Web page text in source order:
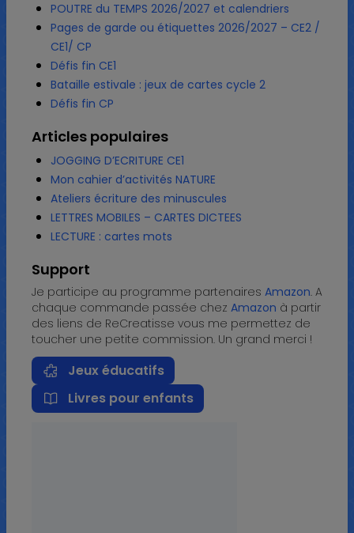
POUTRE du TEMPS 2026/2027 et calendriers
Pages de garde ou étiquettes 2026/2027 – CE2 /
CE1/ CP
Défis fin CE1
Bataille estivale : jeux de cartes cycle 2
Défis fin CP
Articles populaires
JOGGING D’ECRITURE CE1
Mon cahier d’activités NATURE
Ateliers écriture des minuscules
LETTRES MOBILES – CARTES DICTEES
LECTURE : cartes mots
Support
Je participe au programme partenaires Amazon. A
chaque commande passée chez Amazon à partir
des liens de ReCreatisse vous me permettez de
toucher une petite commission. Un grand merci !
Jeux éducatifs
Livres pour enfants